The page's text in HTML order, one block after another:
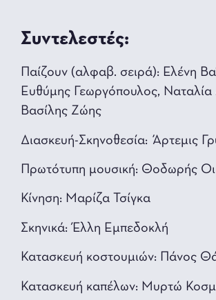
Συντελεστές:
Παίζουν (αλφαβ. σειρά): Ελένη
Ευθύμης Γεωργόπουλος,
Βασίλης Ζώης
Διασκευή-Σκηνοθεσία: Άρτεμις
Πρωτότυπη μουσική: Θοδωρής
Κίνηση: Μαρίζα Τσίγκα
Σκηνικά: Έλλη Εμπεδοκλή
Κατασκευή κοστουμιών: Πάνος
Κατασκευή καπέλων: Μυρτώ